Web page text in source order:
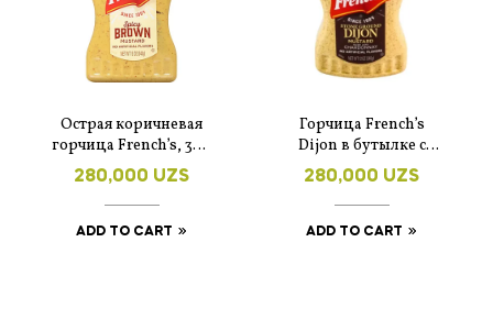
Острая коричневая
горчица French’s, 340
г
280,000 UZS
ADD TO CART
Горчица French’s
Dijon в бутылке с
дозатором, 355 мл,
цвет «Шардоне»
280,000 UZS
ADD TO CART